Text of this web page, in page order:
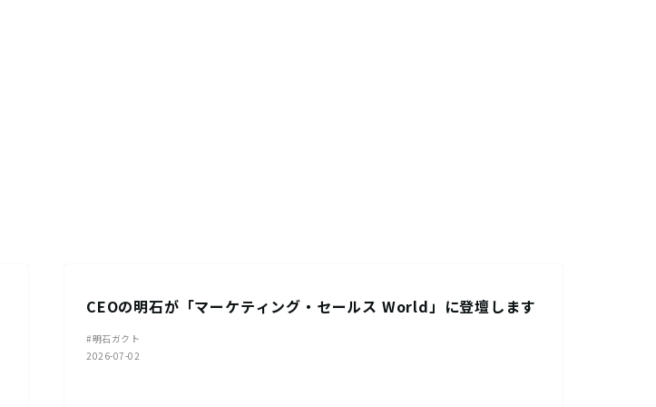
CEOの明石が「マーケティング・セールス World」に登壇します
#明石ガクト
2026-07-02